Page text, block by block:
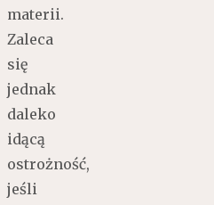
materii.
Zaleca
się
jednak
daleko
idącą
ostrożność,
jeśli